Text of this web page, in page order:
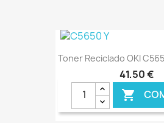
Toner Reciclado OKI
41,50 €
